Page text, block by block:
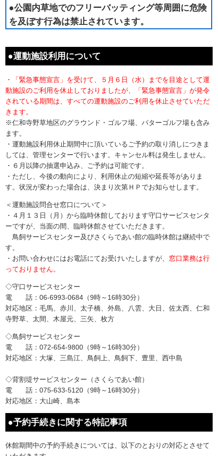
●公園内草地でのフリーバッティング等周囲に危険
を及ぼす行為は禁止されています。
●運動施設利用について
・「緊急事態宣言」を受けて、５月６日（水）までを目途として運
動施設のご利用を休止しておりましたが、「緊急事態宣言」が発令
されている期間は、すべての運動施設のご利用を休止させていただ
きます。
※仁和寺野草地区のグラウンド・ゴルフ場、パターゴルフ場も含み
ます。
・運動施設利用休止期間中に頂いているご予約の取り消しにつきま
しては、管理センターで行います。キャンセル料は発生しません。
・６月以降の抽選申込み、ご予約は可能です。
・ただし、今後の動向により、利用休止の短縮や延長等がありま
す。状況が変わった場合は、決まり次第ＨＰでお知らせします。
＜運動施設問合せ窓口について＞
・４月１３日（月）から臨時休館しております守口サービスセンタ
ーですが、当面の間、臨時休館させていただきます。
鳥飼サービスセンター及びさくらであい館の臨時休館は継続中で
す。
・お問い合わせにはお電話にてお受けいたしますが、 窓口業務は行
っておりません。
◇守口サービスセンター
電 話：06-6993-0684（9時～16時30分）
対応地区：毛馬、赤川、太子橋、外島、八雲、大日、佐太西、仁和
寺野草、太間、木屋元、三矢、枚方
◇鳥飼サービスセンター
電 話：072-654-9800（9時～16時30分）
対応地区：大塚、三島江、鳥飼上、鳥飼下、豊里、西中島
◇背割堤サービスセンター（さくらであい館）
電 話：075-633-5120（9時～16時30分）
対応地区：大山崎、島本
●予約手続きに関する特記事項
休館期間中の予約手続きについては、以下のとおりの対応とさせて